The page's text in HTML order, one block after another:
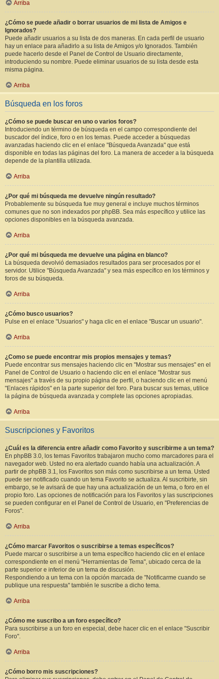
Arriba
¿Cómo se puede añadir o borrar usuarios de mi lista de Amigos e
Ignorados?
Puede añadir usuarios a su lista de dos maneras. En cada perfil de usuario
hay un enlace para añadirlo a su lista de Amigos y/o Ignorados. También
puede hacerlo desde el Panel de Control de Usuario directamente,
introduciendo su nombre. Puede eliminar usuarios de su lista desde esta
misma página.
Arriba
Búsqueda en los foros
¿Cómo se puede buscar en uno o varios foros?
Introduciendo un término de búsqueda en el campo correspondiente del
buscador del índice, foro o en los temas. Puede acceder a búsquedas
avanzadas haciendo clic en el enlace "Búsqueda Avanzada" que está
disponible en todas las páginas del foro. La manera de acceder a la búsqueda
depende de la plantilla utilizada.
Arriba
¿Por qué mi búsqueda me devuelve ningún resultado?
Probablemente su búsqueda fue muy general e incluye muchos términos
comunes que no son indexados por phpBB. Sea más específico y utilice las
opciones disponibles en la búsqueda avanzada.
Arriba
¿Por qué mi búsqueda me devuelve una página en blanco?
La búsqueda devolvió demasiados resultados para ser procesados por el
servidor. Utilice "Búsqueda Avanzada" y sea más específico en los términos y
foros de su búsqueda.
Arriba
¿Cómo busco usuarios?
Pulse en el enlace "Usuarios" y haga clic en el enlace "Buscar un usuario".
Arriba
¿Como se puede encontrar mis propios mensajes y temas?
Puede encontrar sus mensajes haciendo clic en "Mostrar sus mensajes" en el
Panel de Control de Usuario o haciendo clic en el enlace "Mostrar sus
mensajes" a través de su propio página de perfil, o haciendo clic en el menú
"Enlaces rápidos" en la parte superior del foro. Para buscar sus temas, utilice
la página de búsqueda avanzada y complete las opciones apropiadas.
Arriba
Suscripciones y Favoritos
¿Cuál es la diferencia entre añadir como Favorito y suscribirme a un tema?
En phpBB 3.0, los temas Favoritos trabajaron mucho como marcadores para el
navegador web. Usted no era alertado cuando había una actualización. A
partir de phpBB 3.1, los Favoritos son más como suscribirse a un tema. Usted
puede ser notificado cuando un tema Favorito se actualiza. Al suscribirte, sin
embargo, se le avisará de que hay una actualización de un tema, o foro en el
propio foro. Las opciones de notificación para los Favoritos y las suscripciones
se pueden configurar en el Panel de Control de Usuario, en "Preferencias de
Foros".
Arriba
¿Cómo marcar Favoritos o suscribirse a temas específicos?
Puede marcar o suscribirse a un tema específico haciendo clic en el enlace
correspondiente en el menú "Herramientas de Tema", ubicado cerca de la
parte superior e inferior de un tema de discusión.
Respondiendo a un tema con la opción marcada de "Notificarme cuando se
publique una respuesta" también le suscribe a dicho tema.
Arriba
¿Cómo me suscribo a un foro específico?
Para suscribirse a un foro en especial, debe hacer clic en el enlace "Suscribir
Foro".
Arriba
¿Cómo borro mis suscripciones?